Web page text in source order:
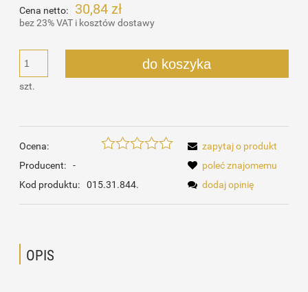
Cena netto: 30,84 zł
bez 23% VAT i kosztów dostawy
szt.
do koszyka
Ocena:
Producent:
-
Kod produktu:
015.31.844.
zapytaj o produkt
poleć znajomemu
dodaj opinię
OPIS